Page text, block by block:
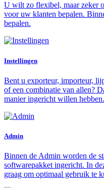
U wilt zo flexibel, maar zeker
voor uw klanten bepalen.
bepalen.
Instellingen
Bent u exporteur, importeur,
of een combinatie van allen?
manier ingericht willen
Admin
Binnen de Admin worden de
softwarepakket ingericht. In
graag om optimaal gebruik te